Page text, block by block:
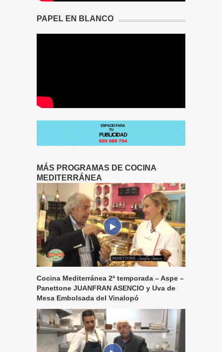
PAPEL EN BLANCO
MÁS PROGRAMAS DE COCINA
MEDITERRÁNEA
Cocina Mediterránea 2ª temporada – Aspe –
Panettone JUANFRAN ASENCIO y Uva de
Mesa Embolsada del Vinalopó